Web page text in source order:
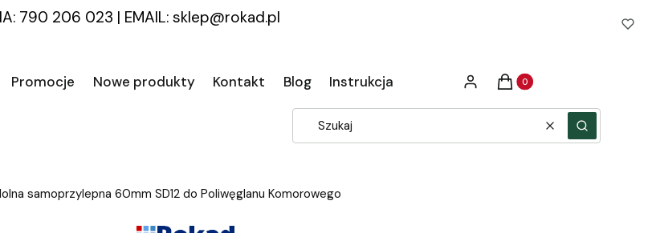
790 206 023 | EMAIL: sklep@rokad.pl
Promocje Nowe produkty Kontakt Blog Instrukcja Zaloguj sięProdukty w koszyku: 0.
Koszyk
WyczyśćSzukaj
samoprzylepna 60mm SD12 do Poliwęglanu Komorowego